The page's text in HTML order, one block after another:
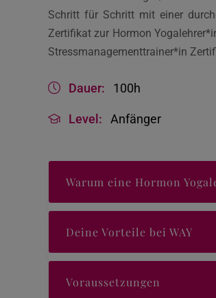
Schritt für Schritt mit einer
Zertifikat zur Hormon
Stressmanagementtrainer*in
Dauer: 100h
Level: Anfänger
Warum eine Hormon
Deine Vorteile bei WAY
Voraussetzungen